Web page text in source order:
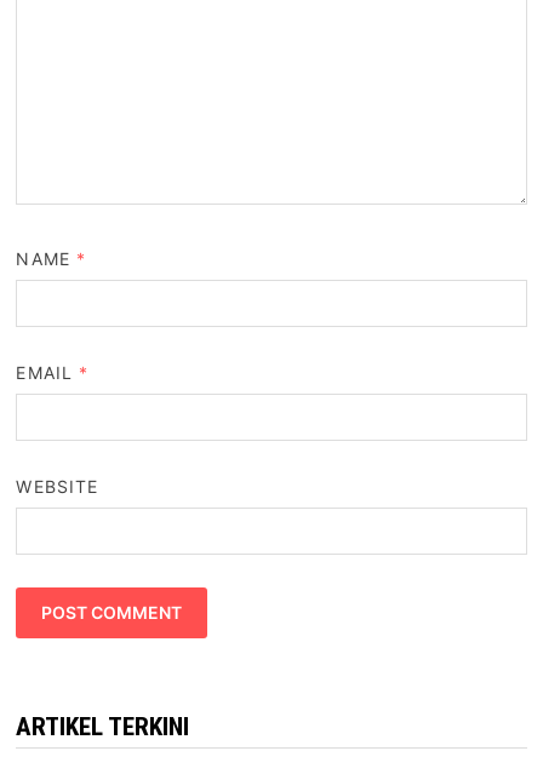
NAME *
EMAIL *
WEBSITE
ARTIKEL TERKINI